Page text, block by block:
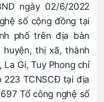
ngày 02/6/2022
số cộng đồng tại
phố trên địa bàn
thị xã, thành
Gi, Tuy Phong chỉ
223 TCNSCĐ tại địa
Tổ công nghệ số